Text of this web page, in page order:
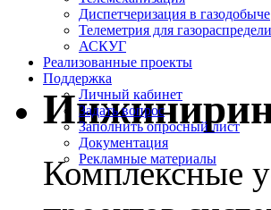
Диспетчеризация в газодобыче
Телеметрия для
АСКУГ
Реализованные проекты
Поддержка
Личный кабинет
Задать вопрос
Заполнить опросный лист
Документация
Рекламные материалы
Комплексные